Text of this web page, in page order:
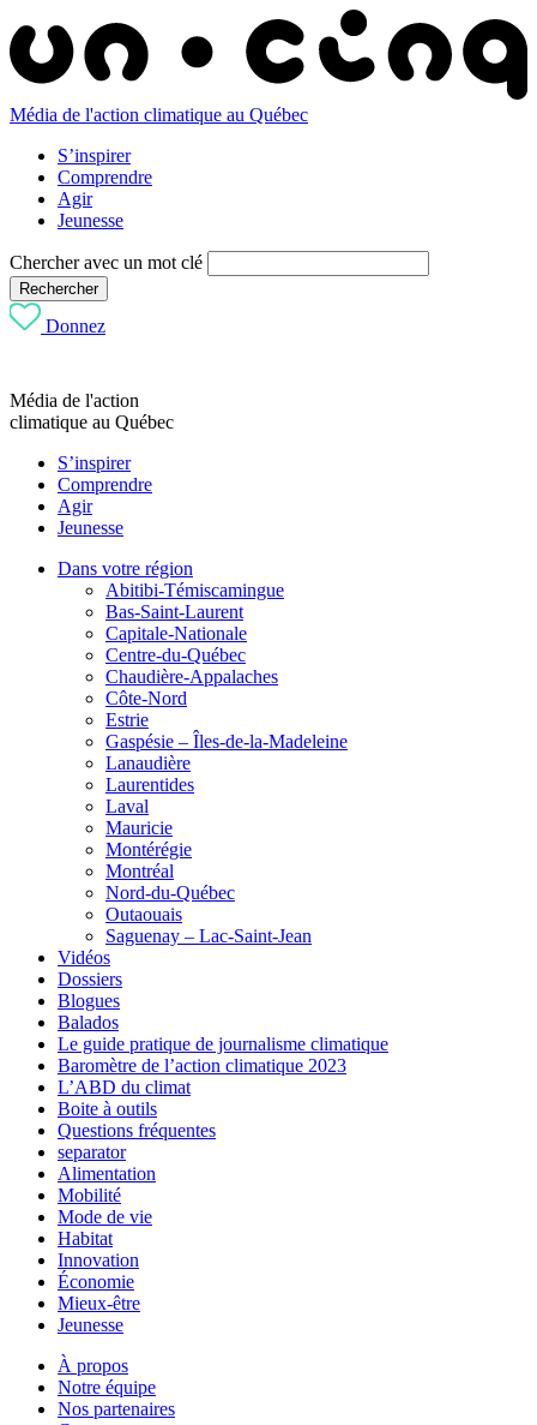
Média de l'action climatique au Québec
S’inspirer
Comprendre
Agir
Jeunesse
Chercher avec un mot clé
Rechercher
Donnez
Média de l'action
climatique au Québec
S’inspirer
Comprendre
Agir
Jeunesse
Dans votre région
Abitibi-Témiscamingue
Bas-Saint-Laurent
Capitale-Nationale
Centre-du-Québec
Chaudière-Appalaches
Côte-Nord
Estrie
Gaspésie – Îles-de-la-Madeleine
Lanaudière
Laurentides
Laval
Mauricie
Montérégie
Montréal
Nord-du-Québec
Outaouais
Saguenay – Lac-Saint-Jean
Vidéos
Dossiers
Blogues
Balados
Le guide pratique de journalisme climatique
Baromètre de l’action climatique 2023
L’ABD du climat
Boite à outils
Questions fréquentes
separator
Alimentation
Mobilité
Mode de vie
Habitat
Innovation
Économie
Mieux-être
Jeunesse
À propos
Notre équipe
Nos partenaires